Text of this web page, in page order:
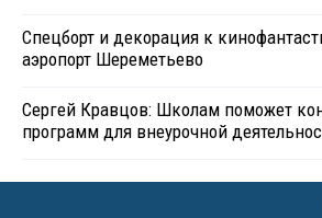
Спецборт и декорация к
аэропорт Шереметьево
Сергей Кравцов: Школам поможет
программ для внеурочной